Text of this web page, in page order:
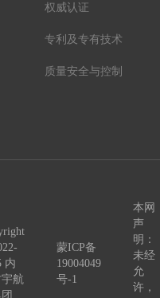
权威认证
专利及专有技术
质量安全与控制
内
航
蒙ICP备
19004049
号-1
本网
声
明：
未经
允
许，